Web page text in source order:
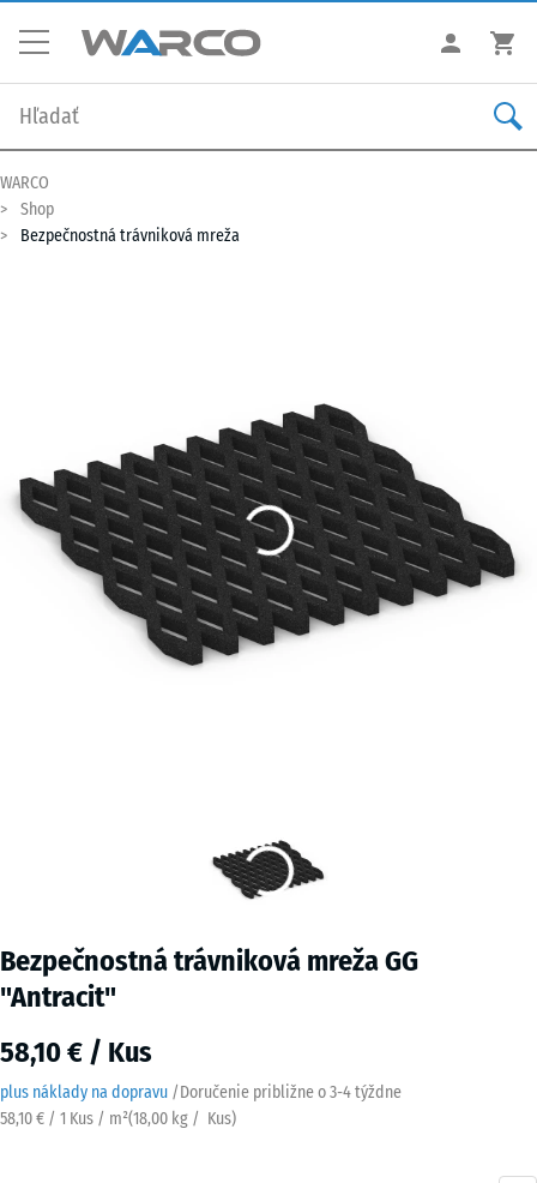
WARCO
Shop
Bezpečnostná trávniková mreža
Bezpečnostná trávniková mreža GG
"Antracit"
58,10 € / Kus
plus náklady na dopravu /Doručenie približne o3-4 týždne
58,10 € / 1 Kus / m²(18,00 kg / Kus)